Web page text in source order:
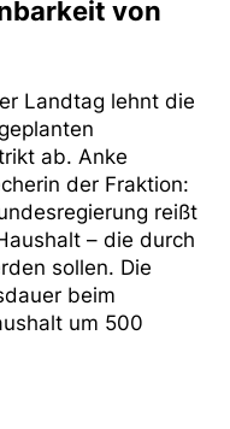
von
Landtag lehnt die
ab. Anke
der Fraktion:
reißt
– die durch
sollen. Die
beim
um 500